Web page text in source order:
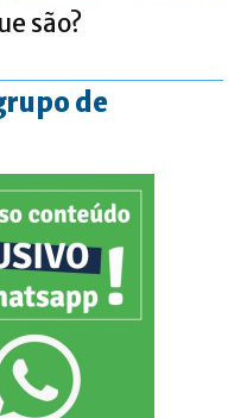
são?
de